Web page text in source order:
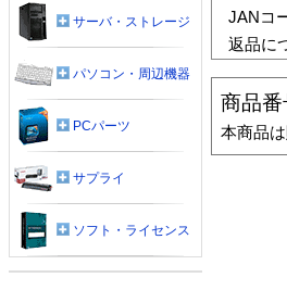
JANコ
返品に
商品番
本商品
サーバ・ストレージ
パソコン・周辺機器
PCパーツ
サプライ
ソフト・ライセンス